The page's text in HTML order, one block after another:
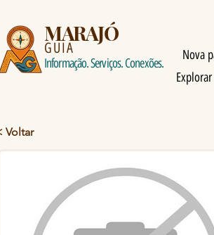
MARAJÓ
GUIA Nova
Informação. Serviços. Conexões.
Voltar